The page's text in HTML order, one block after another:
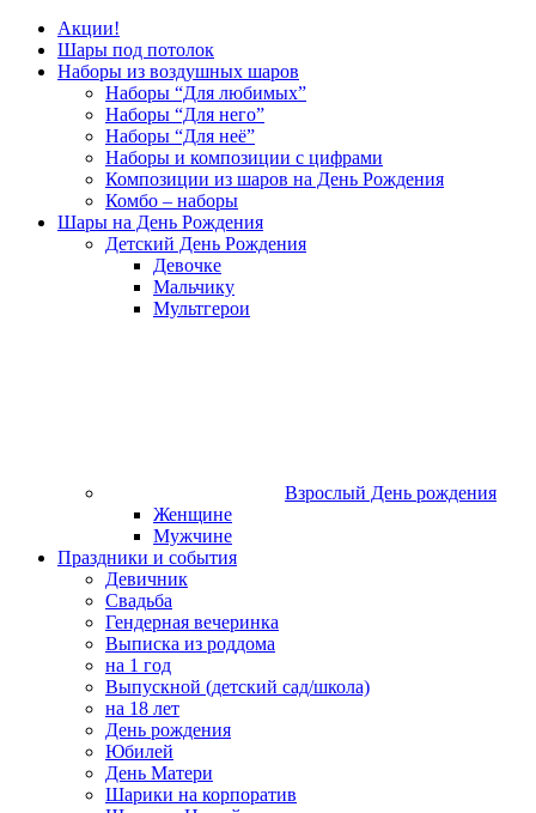
Акции!
Шары под потолок
Наборы из воздушных шаров
Наборы “Для любимых”
Наборы “Для него”
Наборы “Для неё”
Наборы и композиции с цифрами
Композиции из шаров на День Рождения
Комбо – наборы
Шары на День Рождения
Детский День Рождения
Девочке
Мальчику
Мультгерои
Взрослый День рождения
Женщине
Мужчине
Праздники и события
Девичник
Свадьба
Гендерная вечеринка
Выписка из роддома
на 1 год
Выпускной (детский сад/школа)
на 18 лет
День рождения
Юбилей
День Матери
Шарики на корпоратив